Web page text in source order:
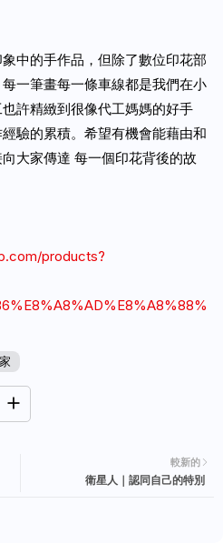
中的手作品，但除了數位印花部
一筆畫每一條車線都是我們在小
許精緻到很像代工媽媽的好手
驗的累積。希望有機會能藉由和
大家傳達 每一個印花背後的故
products?
較新的
衛星人｜認同自己的特別